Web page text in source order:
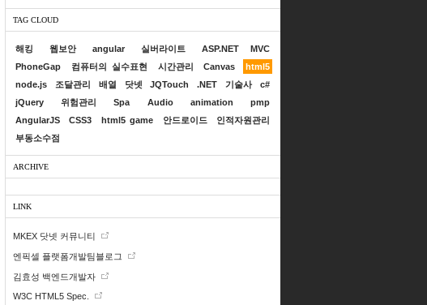
TAG CLOUD
해킹 웹보안 angular 실버라이트
ASP.NET MVC
PhoneGap
컴퓨터의 실수표현 시간관리 Canvas
html5
node.js
조달관리 배열 닷넷 JQTouch .NET 기술사
c#
jQuery
위험관리 Spa Audio animation
pmp
AngularJS
CSS3 html5 game 안드로이드
인적자원관리
부동소수점
ARCHIVE
LINK
MKEX 닷넷 커뮤니티
엔픽셀 플랫폼개발팀블로그
김효성 백엔드개발자
W3C HTML5 Spec.